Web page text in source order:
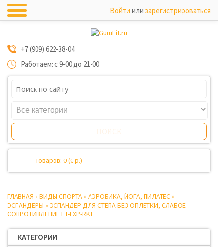
Войти или зарегистрироваться
+7 (909) 622-38-04
Работаем: с 9-00 до 21-00
Товаров: 0 (0 р.)
ГЛАВНАЯ » ВИДЫ СПОРТА» АЭРОБИКА, ЙОГА, ПИЛАТЕС»
ЭСПАНДЕРЫ » ЭСПАНДЕР ДЛЯ СТЕПА БЕЗ ОПЛЕТКИ, СЛАБОЕ
СОПРОТИВЛЕНИЕ FT-EXP-RK1
КАТЕГОРИИ